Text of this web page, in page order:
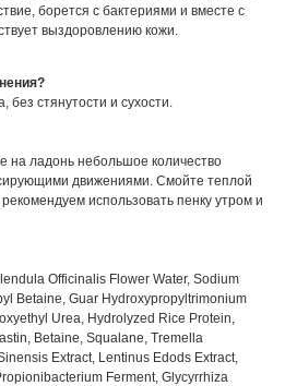
борется с бактериями и вместе с
выздоровлению кожи.
без стянутости и сухости.
на ладонь небольшое количество
движениями. Смойте теплой
использовать пенку утром и
Officinalis Flower Water, Sodium
Betaine, Guar Hydroxypropyltrimonium
Urea, Hydrolyzed Rice Protein,
Betaine, Squalane, Tremella
Extract, Lentinus Edods Extract,
Ferment, Glycyrrhiza